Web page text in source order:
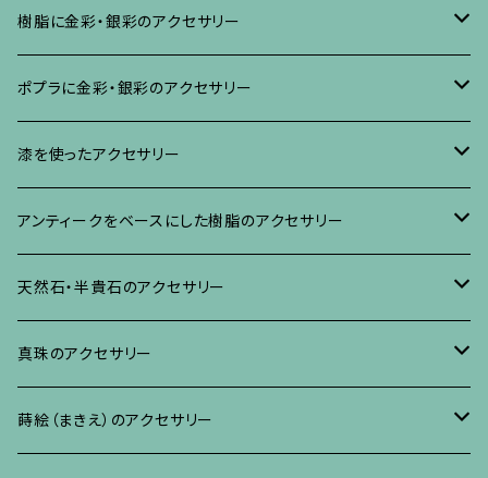
樹脂に金彩・銀彩のアクセサリー
ブローチ
イヤリング・ピアス
ネックレス、その他
ポプラに金彩・銀彩のアクセサリー
ブローチ
イヤリング、ピアス
ネックレス、ペンダント
ブレスレット、バングル、その他
漆を使ったアクセサリー
ブローチ
イヤリング・ピアス
ネックレス・ペンダント
リング
アンティークをベースにした樹脂のアクセサリー
ブローチ
イヤリング・ピアス
ネックレス、ペンダント
天然石・半貴石のアクセサリー
ブローチ
イヤリング・ピアス
真珠のアクセサリー
ブローチ
蒔絵（まきえ）のアクセサリー